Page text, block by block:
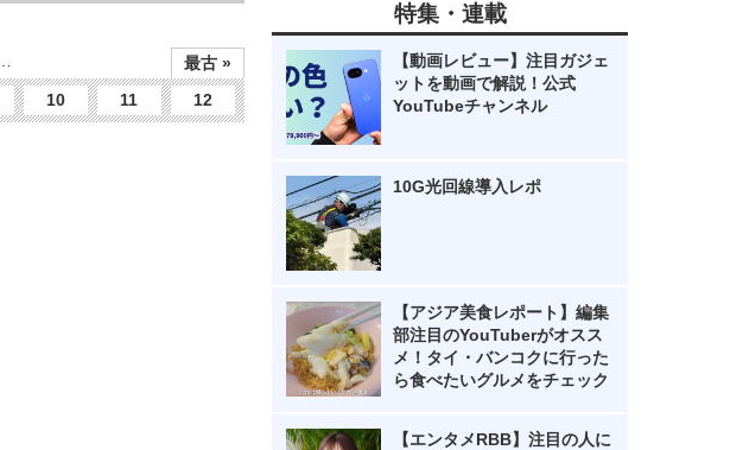
最古 »
10 11 12
特集・連載
【動画レビュー】注目ガジェ
ットを動画で解説！公式
YouTubeチャンネル
10G光回線導入レポ
【アジア美食レポート】編集
部注目のYouTuberがオスス
メ！タイ・バンコクに行った
ら食べたいグルメをチェック
【エンタメRBB】注目の人に